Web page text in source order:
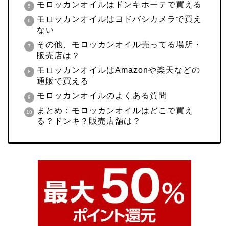
モロッカンオイルはドンキホーテで買える
モロッカンオイルはヨドバシカメラで買え
ない
その他、モロッカンオイル売ってる場所・
販売店は？
モロッカンオイルはAmazonや楽天などの
通販で買える
モロッカンオイルのよくある質問
まとめ：モロッカンオイルはどこで買え
る？ドンキ？販売店舗は？